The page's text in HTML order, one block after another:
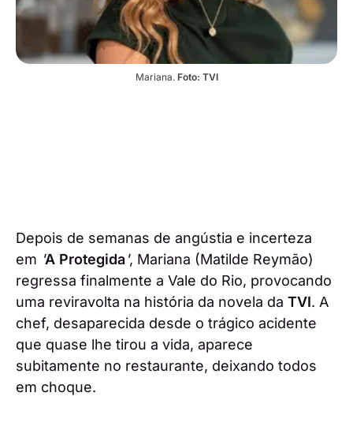
Mariana. Foto: TVI
Depois de semanas de angústia e incerteza
em 'A Protegida', Mariana (Matilde Reymão)
regressa finalmente a Vale do Rio, provocando
uma reviravolta na história da novela da TVI. A
chef, desaparecida desde o trágico acidente
que quase lhe tirou a vida, aparece
subitamente no restaurante, deixando todos
em choque.